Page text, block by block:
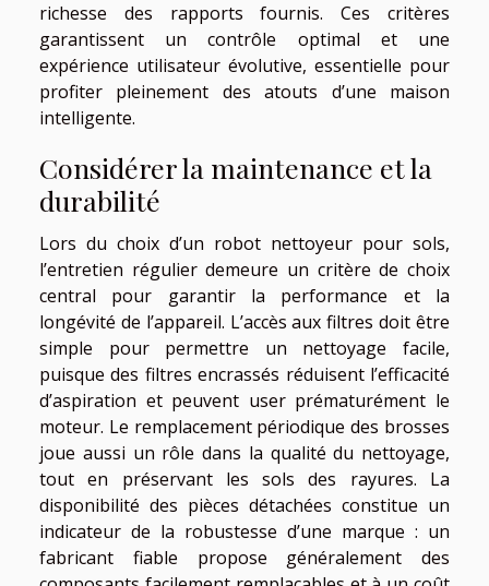
richesse des rapports fournis. Ces critères
garantissent un contrôle optimal et une
expérience utilisateur évolutive, essentielle pour
profiter pleinement des atouts d’une maison
intelligente.
Considérer la maintenance et la
durabilité
Lors du choix d’un robot nettoyeur pour sols,
l’entretien régulier demeure un critère de choix
central pour garantir la performance et la
longévité de l’appareil. L’accès aux filtres doit être
simple pour permettre un nettoyage facile,
puisque des filtres encrassés réduisent l’efficacité
d’aspiration et peuvent user prématurément le
moteur. Le remplacement périodique des brosses
joue aussi un rôle dans la qualité du nettoyage,
tout en préservant les sols des rayures. La
disponibilité des pièces détachées constitue un
indicateur de la robustesse d’une marque : un
fabricant fiable propose généralement des